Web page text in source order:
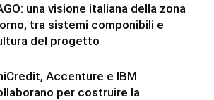
una visione italiana della zona
tra sistemi componibili e
del progetto
Accenture e IBM
per costruire la